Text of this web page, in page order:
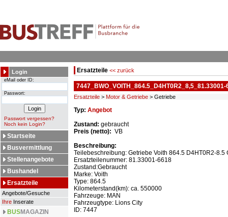
Login
eMail oder ID:
Passwort:
Passwort vergessen?
Noch kein Login?
Startseite
Busvermittlung
Stellenangebote
Bushandel
Ersatzteile
Angebote/Gesuche
Ihre Inserate
BUSMAGAZIN
Ersatzteile << zurück
7447_BWO_VOITH_864.5_D4HT0R2_8,5_81.33001-
Ersatzteile > Motor & Getriebe > Getriebe
Typ: Angebot
Zustand: gebraucht
Preis (netto): VB
Beschreibung:
Teilebeschreibung: Getriebe Voith 864.5 D4HT0R2-
Ersatzteilenummer: 81.33001-6618
Zustand:Gebraucht
Marke: Voith
Type: 864.5
Kilometerstand(km): ca. 550000
Fahrzeuge: MAN
Fahrzeugtype: Lions City
ID: 7447